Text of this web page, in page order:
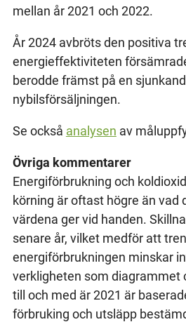
mellan år 2021 och 2022.
År 2024 avbröts den positiva
energieffektiviteten
berodde främst på en
nybilsförsäljningen.
Se också analysen av
Övriga kommentarer
Energiförbrukning och
körning är oftast högre än vad
värdena ger vid handen.
senare år, vilket medför att
energiförbrukningen minskar
verkligheten som diagrammet
till och med är 2021 är
förbruking och utsläpp